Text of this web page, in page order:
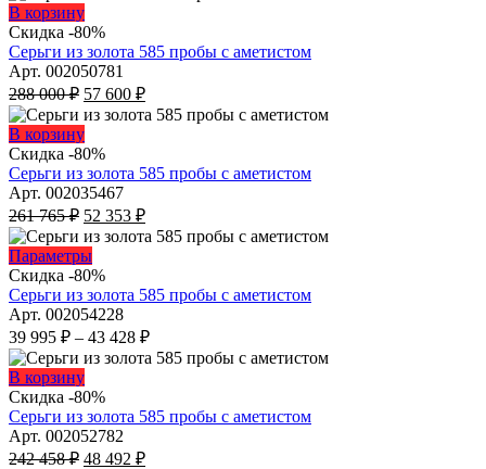
В корзинуЭтот
товар
имеет
несколько
вариаций.
Опции
можно
выбрать
на
странице
товара.
Скидка -80%
Серьги из золота 585 пробы с аметистом
Арт. 002050781
288 000₽ Первоначальная
цена
составляла
288
000 ₽.
57 600 ₽Текущая
цена:
В корзинуЭтот
товар
имеет
несколько
вариаций.
Опции
можно
выбрать
на
странице
товара.
Скидка -80%
Серьги из золота 585 пробы с аметистом
Арт. 002035467
261 765₽ Первоначальная
цена
составляла
261
765 ₽.
52 353 ₽Текущая
цена:
ПараметрыЭтот
товар
имеет
несколько
вариаций.
Опции
выбрать
на
странице
товара.
Скидка -80%
Серьги из золота 585 пробы с аметистом
Арт. 002054228
39 995 ₽ – 43 428 ₽Диапазон
цен:
–
В корзинуЭтот
товар
имеет
несколько
вариаций.
Скидка -80%
Серьги из золота 585 пробы с аметистом
Арт. 002052782
242 458₽ Первоначальная
48 492 ₽Текущая